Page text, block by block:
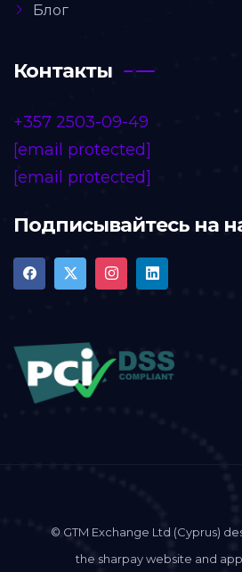
Блог
Контакты
+357 2503-09-49
[email protected]
[email protected]
Подписывайтесь на
© GTM Exchange Ltd (Cyprus)
the sharpay website and